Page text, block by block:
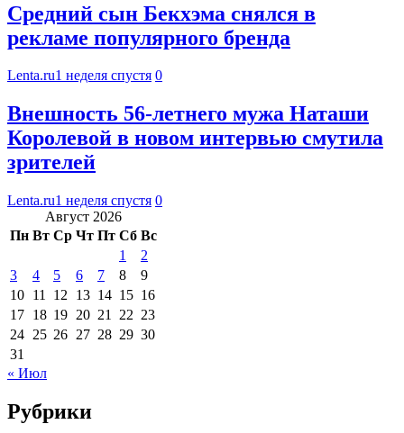
Средний сын Бекхэма снялся в
рекламе популярного бренда
Lenta.ru1 неделя спустя 0
Внешность 56-летнего мужа Наташи
Королевой в новом интервью смутила
зрителей
Lenta.ru1 неделя спустя 0
Август 2026
Пн Вт Ср Чт Пт Сб Вс
1
2
3
4 5 6 7 8
9
10 11 12 13 14 15 16
17 18 19 20 21 22 23
24 25 26 27 28 29 30
31
« Июл
Рубрики